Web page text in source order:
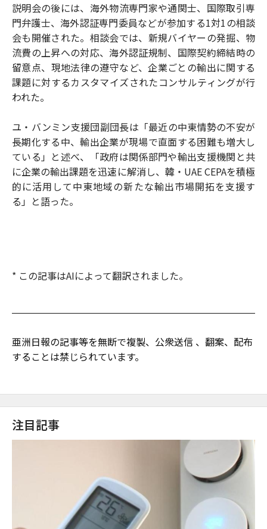
説明会の後には、海外物流専門家や通関士、国際取引専
門弁護士、海外認証専門委員などが参加する1対1の相談
会も開催された。相談会では、新規バイヤーの発掘、物
流費の上昇への対応、海外認証規制、国際契約締結時の
留意点、現地法律の遵守など、企業ごとの輸出に関する
課題に対するカスタマイズされたコンサルティングが行
われた。
ユ・バンミン支援団副団長は「最近の中東情勢の不安が
長期化する中、輸出企業が現場で直面する困難も増大し
ている」と述べ、「政府は関係部門や輸出支援機関と共
に企業の輸出課題を迅速に解消し、韓・UAE CEPAを積極
的に活用して中東地域の新たな輸出市場開拓を支援す
る」と語った。
* この記事はAIによって翻訳されました。
亜洲日報の記事等を無断で複製、公衆送信 、翻案、配布
することは禁じられています。
注目記事